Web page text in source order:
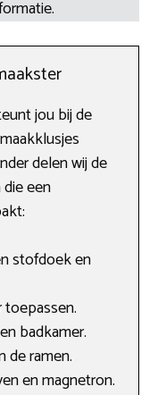
jou bij de
delen wij de
een
stofdoek en
badkamer.
de ramen.
en magnetron.